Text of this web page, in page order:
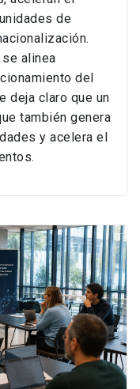
de
alinea
del
deja claro que un
también genera
y acelera el